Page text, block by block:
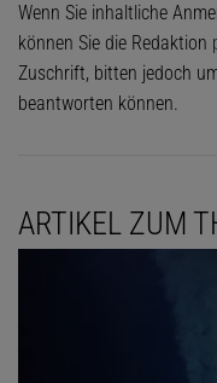
Wenn Sie inhaltliche
können Sie die Redaktion
Zuschrift, bitten jedoch
beantworten können.
ARTIKEL ZUM